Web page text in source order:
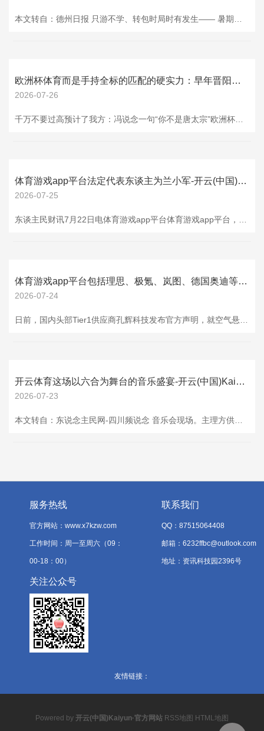
欧洲杯体育而是手持全标的匹配的硬实力：早年晋阳起兵扫平群雄-开云(中国)Kaiyun·官方网站
2026-07-26
体育游戏app平台法定代表东谈主为兰小军-开云(中国)Kaiyun·官方网站
2026-07-25
体育游戏app平台包括理思、极氪、岚图、德国奥迪等-开云(中国)Kaiyun·官方网站
2026-07-24
开云体育这场以六合为舞台的音乐盛宴-开云(中国)Kaiyun·官方网站
2026-07-23
服务热线
官方网站：www.x7kzw.com
工作时间：周一至周六（09：
00-18：00）
联系我们
QQ：87515064408
邮箱：6232ffbc@outlook.com
地址：资讯科技园2396号
关注公众号
友情链接：
Powered by 开云(中国)Kaiyun·官方网站 RSS地图 HTML地图